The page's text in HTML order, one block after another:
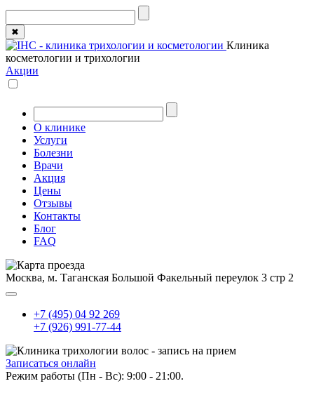
✖
Клиника
косметологии и трихологии
Акции
О клинике
Услуги
Болезни
Врачи
Акция
Цены
Отзывы
Контакты
Блог
FAQ
Москва, м. Таганская Большой Факельный переулок 3 стр 2
+7 (495) 04 92 269
+7 (926) 991-77-44
Записаться онлайн
Режим работы (Пн - Вс): 9:00 - 21:00.